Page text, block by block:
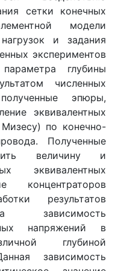
сетки конечных
модели
и задания
экспериментов
глубины
численных
эпюры,
эквивалентных
по конечно-
Полученные
величину и
эквивалентных
концентраторов
результатов
зависимость
напряжений в
глубиной
зависимость